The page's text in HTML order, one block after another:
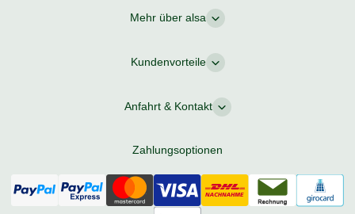
Mehr über alsa
Kundenvorteile
Anfahrt & Kontakt
Zahlungsoptionen